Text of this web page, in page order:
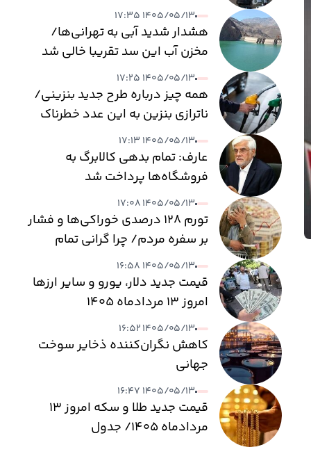
۱۴۰۵/۰۵/۱۳ ۱۷:۳۵
هشدار شدید آبی به تهرانی‌ها/
مخزن آب این سد تقریبا خالی شد
۱۴۰۵/۰۵/۱۳ ۱۷:۲۵
همه چیز درباره طرح جدید بنزینی/
ناترازی بنزین به این عدد خطرناک
می‌رسد
۱۴۰۵/۰۵/۱۳ ۱۷:۱۳
عارف: تمام بدهی کالابرگ به
فروشگاه‌ها پرداخت شد
۱۴۰۵/۰۵/۱۳ ۱۷:۰۸
تورم ۱۲۸ درصدی خوراکی‌ها و فشار
بر سفره مردم/ چرا گرانی تمام
نمی‌شود؟
۱۴۰۵/۰۵/۱۳ ۱۶:۵۸
قیمت جدید دلار، یورو و سایر ارزها
امروز ۱۳ مردادماه ۱۴۰۵
۱۴۰۵/۰۵/۱۳ ۱۶:۵۲
کاهش نگران‌کننده ذخایر سوخت
جهانی
۱۴۰۵/۰۵/۱۳ ۱۶:۴۷
قیمت جدید طلا و سکه امروز ۱۳
مردادماه ۱۴۰۵/ جدول